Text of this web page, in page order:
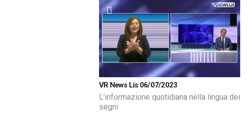
VR News Lis 06/07/2023
L’informazione quotidiana nella lingua dei
segni